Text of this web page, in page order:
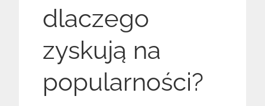
dlaczego
zyskują na
popularności?